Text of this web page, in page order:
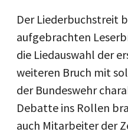
Der Liederbuchstreit
aufgebrachten
die Liedauswahl der
weiteren Bruch mit
der Bundeswehr
Debatte ins Rollen
auch Mitarbeiter der